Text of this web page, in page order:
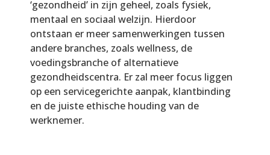
‘gezondheid’ in zijn geheel, zoals fysiek,
mentaal en sociaal welzijn. Hierdoor
ontstaan er meer samenwerkingen tussen
andere branches, zoals wellness, de
voedingsbranche of alternatieve
gezondheidscentra. Er zal meer focus liggen
op een servicegerichte aanpak, klantbinding
en de juiste ethische houding van de
werknemer.